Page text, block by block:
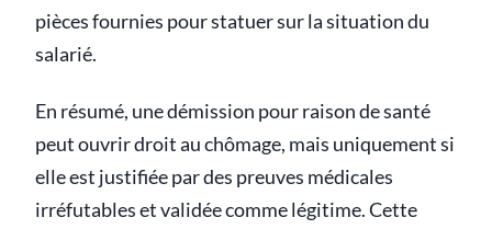
pièces fournies pour statuer sur la situation du
salarié.
En résumé, une démission pour raison de santé
peut ouvrir droit au chômage, mais uniquement si
elle est justifiée par des preuves médicales
irréfutables et validée comme légitime. Cette